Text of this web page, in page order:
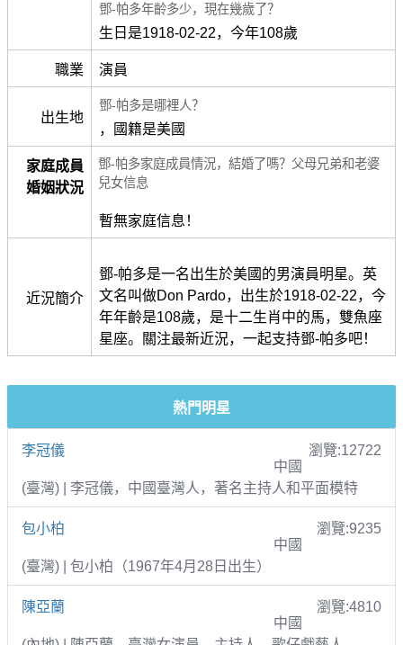
鄧-帕多年齡多少，現在幾歲了？
生日是1918-02-22，今年108歲
職業 演員
出生地
鄧-帕多是哪裡人？
，國籍是美國
家庭成員
婚姻狀況
鄧-帕多家庭成員情況，結婚了嗎？父母兄弟和老婆
兒女信息
暫無家庭信息！
近況簡介
鄧-帕多是一名出生於美國的男演員明星。英
文名叫做Don Pardo，出生於1918-02-22，今
年年齡是108歲，是十二生肖中的馬，雙魚座
星座。關注最新近況，一起支持鄧-帕多吧！
熱門明星
李冠儀
瀏覽:12722
中國
(臺灣) | 李冠儀，中國臺灣人，著名主持人和平面模特
包小柏
瀏覽:9235
中國
(臺灣) | 包小柏（1967年4月28日出生）
陳亞蘭
瀏覽:4810
中國